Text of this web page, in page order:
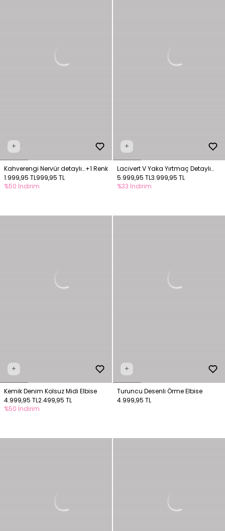
+
Kahverengi Nervür detaylı
elbise
+1 Renk
1.999,95 TL999,95 TL
%50 İndirim
+
Lacivert V Yaka Yırtmaç Detaylı
Elbise
5.999,95 TL3.999,95 TL
%33 İndirim
+
Kemik Denim Kolsuz Midi Elbise
4.999,95 TL2.499,95 TL
%50 İndirim
+
Turuncu Desenli Örme Elbise
4.999,95 TL